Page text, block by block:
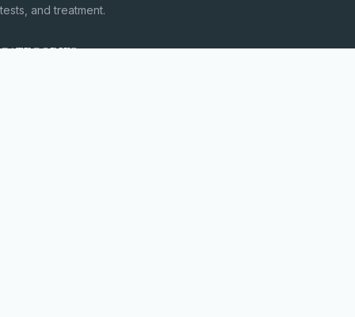
tests, and treatment.
CATEGORIES